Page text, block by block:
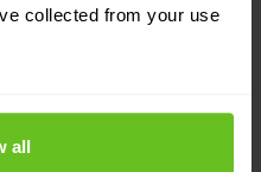
collected from your use
all
een meer praktische
Quadrant laat zien dat
tot een